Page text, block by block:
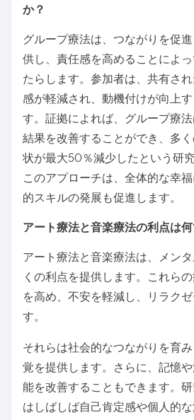
か？
グループ療法は、つながりを促
供し、責任感を高めることによ
たらします。参加者は、共有さ
感が軽減され、動機付けが向上
す。証拠によれば、グループ療
結果を改善することができ、多
状が最大50％減少したという研
このアプローチは、全体的な幸
的スキルの発展も促進します。
アート療法と音楽療法の利点は
アート療法と音楽療法は、メン
くの利点を提供します。これら
を高め、不安を軽減し、リラク
す。
それらは社会的なつながりを育
覚を提供します。さらに、記憶
能を改善することもできます。
はしばしば自己肯定感や個人的